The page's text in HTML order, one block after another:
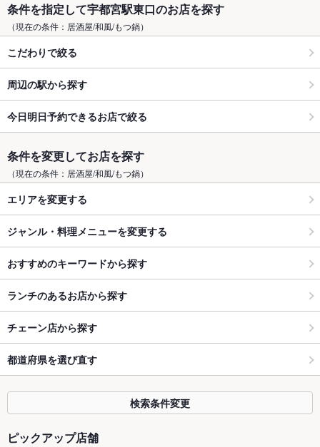
条件を指定して宇都宮駅東口のお店を探す
（現在の条件：居酒屋/和風/もつ鍋）
こだわりで絞る
周辺の駅から探す
今日明日予約できるお店で絞る
条件を変更してお店を探す
（現在の条件：居酒屋/和風/もつ鍋）
エリアを変更する
ジャンル・料理メニューを変更する
おすすめのキーワードから探す
ランチのあるお店から探す
チェーン店から探す
都道府県を選び直す
検索条件変更
ピックアップ店舗